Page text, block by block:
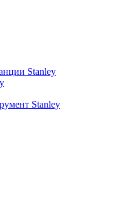
Stanley
Stanley